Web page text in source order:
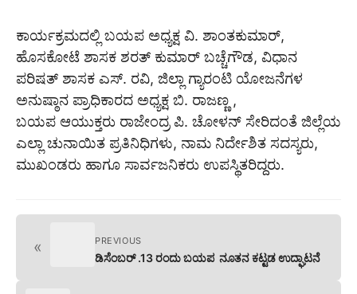
ಕಾರ್ಯಕ್ರಮದಲ್ಲಿ ಬಯಪ ಅಧ್ಯಕ್ಷ ವಿ. ಶಾಂತಕುಮಾರ್,
ಹೊಸಕೋಟೆ ಶಾಸಕ ಶರತ್ ಕುಮಾರ್ ಬಚ್ಚೆಗೌಡ, ವಿಧಾನ
ಪರಿಷತ್ ಶಾಸಕ ಎಸ್. ರವಿ, ಜಿಲ್ಲಾ ಗ್ಯಾರಂಟಿ ಯೋಜನೆಗಳ
ಅನುಷ್ಠಾನ ಪ್ರಾಧಿಕಾರದ ಅಧ್ಯಕ್ಷ ಬಿ. ರಾಜಣ್ಣ ,
ಬಯಪ ಆಯುಕ್ತರು ರಾಜೇಂದ್ರ ಪಿ. ಚೋಳನ್ ಸೇರಿದಂತೆ ಜಿಲ್ಲೆಯ
ಎಲ್ಲಾ ಚುನಾಯಿತ ಪ್ರತಿನಿಧಿಗಳು, ನಾಮ ನಿರ್ದೇಶಿತ ಸದಸ್ಯರು,
ಮುಖಂಡರು ಹಾಗೂ ಸಾರ್ವಜನಿಕರು ಉಪಸ್ಥಿತರಿದ್ದರು.
« PREVIOUS
ಡಿಸೆಂಬರ್ .13 ರಂದು ಬಯಪ ನೂತನ ಕಟ್ಟಡ ಉದ್ಘಾಟನೆ